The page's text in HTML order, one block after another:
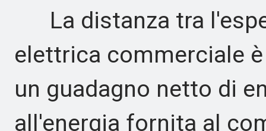
La distanza tra
elettrica commerciale
un guadagno netto di
all'energia fornita al